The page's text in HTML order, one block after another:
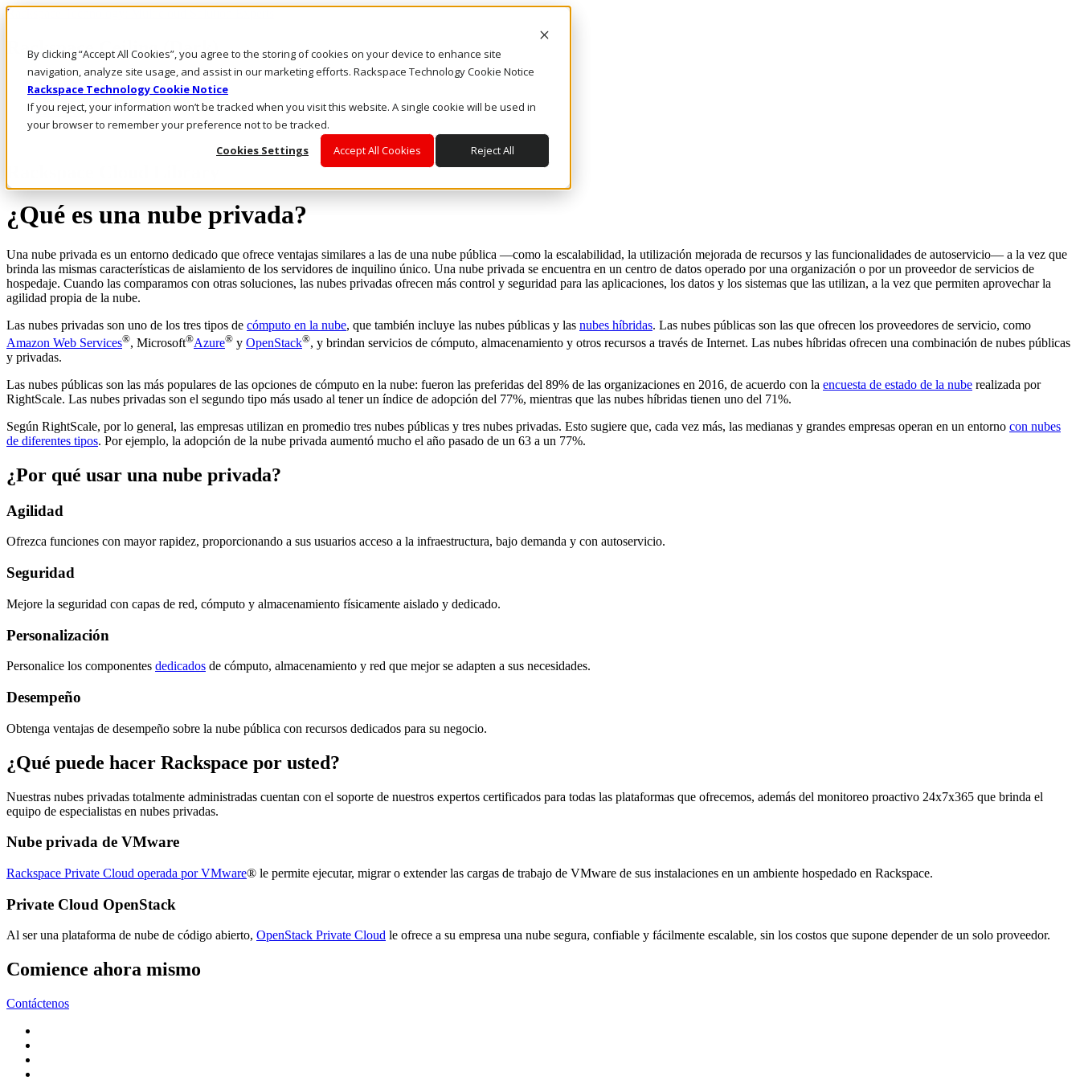
By clicking “Accept All Cookies”, you agree to the storing of cookies on your device to enhance site
navigation, analyze site usage, and assist in our marketing efforts. Rackspace Technology Cookie Notice
Rackspace Technology Cookie Notice
If you reject, your information won’t be tracked when you visit this website. A single cookie will be used in
your browser to remember your preference not to be tracked.
Cookies Settings
Accept All Cookies Reject All
Rackspace Technology: Multicloud Solution Experts
Rackspace Ceiling (Dark)
Call Us
Live Chat
Email Us
¿Qué es una nube privada?
Una nube privada es un entorno dedicado que ofrece ventajas similares a las de una nube pública —como la escalabilidad, la utilización mejorada de recursos y las funcionalidades de autoservicio— a la vez que
brinda las mismas características de aislamiento de los servidores de inquilino único. Una nube privada se encuentra en un centro de datos operado por una organización o por un proveedor de servicios de
hospedaje. Cuando las comparamos con otras soluciones, las nubes privadas ofrecen más control y seguridad para las aplicaciones, los datos y los sistemas que las utilizan, a la vez que permiten aprovechar la
agilidad propia de la nube.
Las nubes privadas son uno de los tres tipos de cómputo en la nube, que también incluye las nubes públicas y las nubes híbridas. Las nubes públicas son las que ofrecen los proveedores de servicio, como
Amazon Web Services®, Microsoft®Azure® y OpenStack®, y brindan servicios de cómputo, almacenamiento y otros recursos a través de Internet. Las nubes híbridas ofrecen una combinación de nubes públicas
y privadas.
Las nubes públicas son las más populares de las opciones de cómputo en la nube: fueron las preferidas del 89% de las organizaciones en 2016, de acuerdo con la encuesta de estado de la nube realizada por
RightScale. Las nubes privadas son el segundo tipo más usado al tener un índice de adopción del 77%, mientras que las nubes híbridas tienen uno del 71%.
Según RightScale, por lo general, las empresas utilizan en promedio tres nubes públicas y tres nubes privadas. Esto sugiere que, cada vez más, las medianas y grandes empresas operan en un entorno con nubes
de diferentes tipos. Por ejemplo, la adopción de la nube privada aumentó mucho el año pasado de un 63 a un 77%.
¿Por qué usar una nube privada?
Agilidad
Ofrezca funciones con mayor rapidez, proporcionando a sus usuarios acceso a la infraestructura, bajo demanda y con autoservicio.
Seguridad
Mejore la seguridad con capas de red, cómputo y almacenamiento físicamente aislado y dedicado.
Personalización
Personalice los componentes dedicados de cómputo, almacenamiento y red que mejor se adapten a sus necesidades.
Desempeño
Obtenga ventajas de desempeño sobre la nube pública con recursos dedicados para su negocio.
¿Qué puede hacer Rackspace por usted?
Nuestras nubes privadas totalmente administradas cuentan con el soporte de nuestros expertos certificados para todas las plataformas que ofrecemos, además del monitoreo proactivo 24x7x365 que brinda el
equipo de especialistas en nubes privadas.
Nube privada de VMware
Rackspace Private Cloud operada por VMware® le permite ejecutar, migrar o extender las cargas de trabajo de VMware de sus instalaciones en un ambiente hospedado en Rackspace.
Private Cloud OpenStack
Al ser una plataforma de nube de código abierto, OpenStack Private Cloud le ofrece a su empresa una nube segura, confiable y fácilmente escalable, sin los costos que supone depender de un solo proveedor.
Comience ahora mismo
Contáctenos